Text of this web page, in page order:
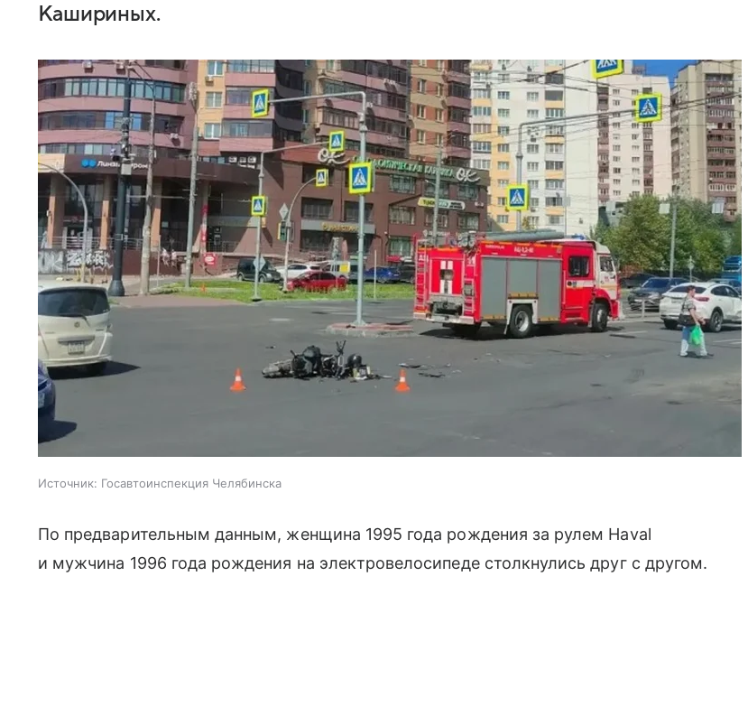
Кашириных.
Источник: Госавтоинспекция Челябинска
По предварительным данным, женщина 1995 года рождения за рулем Haval
и мужчина 1996 года рождения на электровелосипеде столкнулись друг с другом.